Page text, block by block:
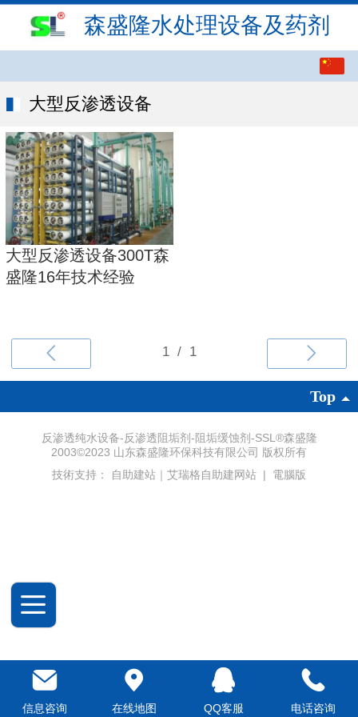
森盛隆水处理设备及药剂
大型反渗透设备
大型反渗透设备300T森
盛隆16年技术经验
Top
反渗透纯水设备-反渗透阻垢剂-阻垢缓蚀剂-SSL®森盛隆
2003©2023 山东森盛隆环保科技有限公司 版权所有
技術支持：
自助建站｜艾瑞格自助建网站 | 電腦版
信息咨询 在线地图 QQ客服 电话咨询